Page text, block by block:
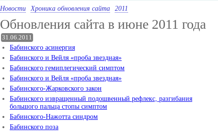
Новости Хроника обновления сайта 2011
Обновления сайта в июне 2011 года
31.06.2011
Бабинского асинергия
Бабинского и Вейля «проба звездная»
Бабинского гемиплегический симптом
Бабинского и Вейля «проба звездная»
Бабинского-Жарковского закон
Бабинского извращенный подошвенный рефлекс, разгибания
большого пальца стопы симптом
Бабинского-Нажотта синдром
Бабинского поза